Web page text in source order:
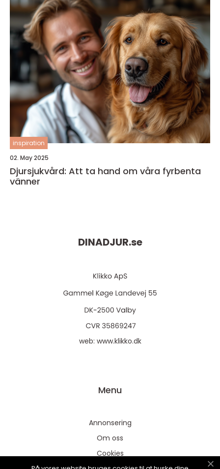
inspiration
02. May 2025
Djursjukvård: Att ta hand om våra fyrbenta
vänner
DINADJUR.se
web: www.klikko.dk
Menu
Annonsering
Om oss
Cookies